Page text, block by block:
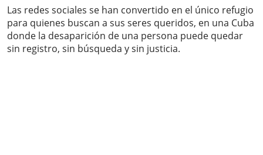
Las redes sociales se han convertido en el único refugio
para quienes buscan a sus seres queridos, en una Cuba
donde la desaparición de una persona puede quedar
sin registro, sin búsqueda y sin justicia.